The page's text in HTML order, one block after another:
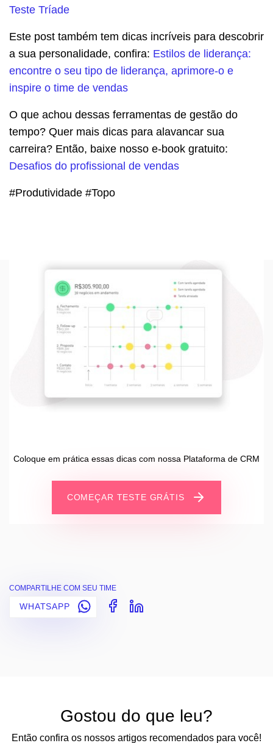
Teste Tríade
Este post também tem dicas incríveis para descobrir
a sua personalidade, confira: Estilos de liderança:
encontre o seu tipo de liderança, aprimore-o e
inspire o time de vendas
O que achou dessas ferramentas de gestão do
tempo? Quer mais dicas para alavancar sua
carreira? Então, baixe nosso e-book gratuito:
Desafios do profissional de vendas
#Produtividade #Topo
Coloque em prática essas dicas com nossa Plataforma de CRM
COMEÇAR TESTE GRÁTIS
COMPARTILHE COM SEU TIME
WHATSAPP
Gostou do que leu?
Então confira os nossos artigos recomendados para você!